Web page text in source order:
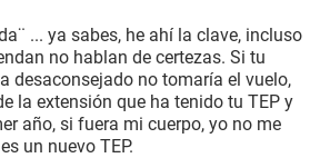
... ya sabes, he ahí la clave, incluso
no hablan de certezas. Si tu
desaconsejado no tomaría el vuelo,
la extensión que ha tenido tu TEP y
año, si fuera mi cuerpo, yo no me
un nuevo TEP.